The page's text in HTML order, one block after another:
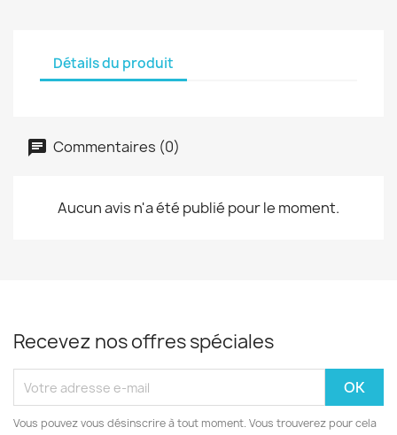
Détails du produit
Commentaires (0)
Aucun avis n'a été publié pour le moment.
Recevez nos offres spéciales
Vous pouvez vous désinscrire à tout moment. Vous trouverez pour cela